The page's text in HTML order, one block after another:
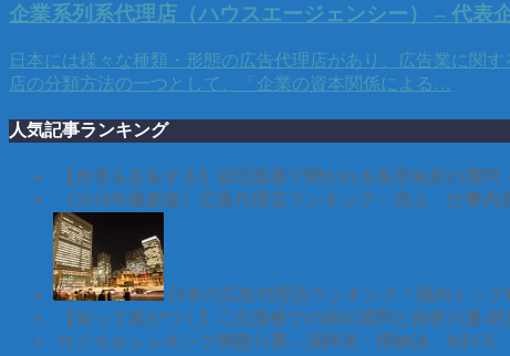
企業系列系代理店（ハウスエージェンシー） – 代表
日本には様々な種類・形態の広告代理店があり、広告業に関
店の分類方法の一つとして、「企業の資本関係による…
人気記事ランキング
【合否を左右する】就活面接で聞かれる長所短所の質問
《2018年最新版》広告代理店ランキング – 売上、仕事内
日本の広告代理店ランキング！国内トップ
【知って差がつく】二次面接での頻出質問と回答15選-対
ロジカルシンキング例題11選 – 演繹法・帰納法、MECE